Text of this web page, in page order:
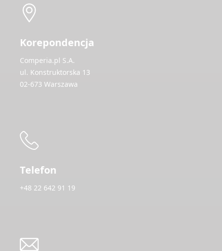
Korepondencja
Comperia.pl S.A.
ul. Konstruktorska 13
02-673 Warszawa
Telefon
+48 22 642 91 19